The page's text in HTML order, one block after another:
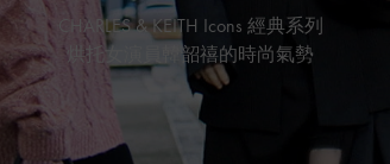
CHARLES & KEITH Icons 經典系列
烘托女演員韓韶禧的時尚氣勢